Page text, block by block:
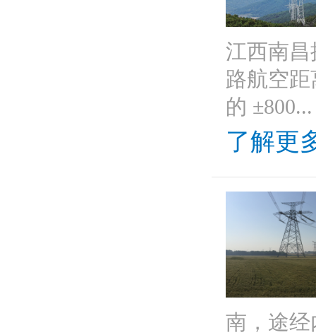
江西南
路航空距
的 ±800...
了解更
南，途